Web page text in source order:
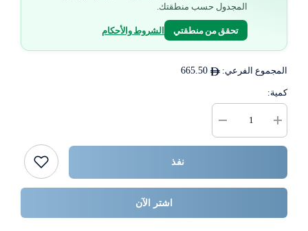
المجدول حسب منطقتك.
تحقق من منطقتي الشروط والأحكام
المجموع الفرعي: 665.50
كمية:
كمية
{{
زيادة
كمية
قالب
×
5
نفذ
اشتر الآن